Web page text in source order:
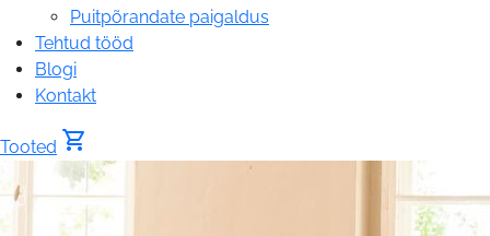
Puitpõrandate paigaldus
Tehtud tööd
Blogi
Kontakt
Tooted shopping_cart
Puitpõrandate